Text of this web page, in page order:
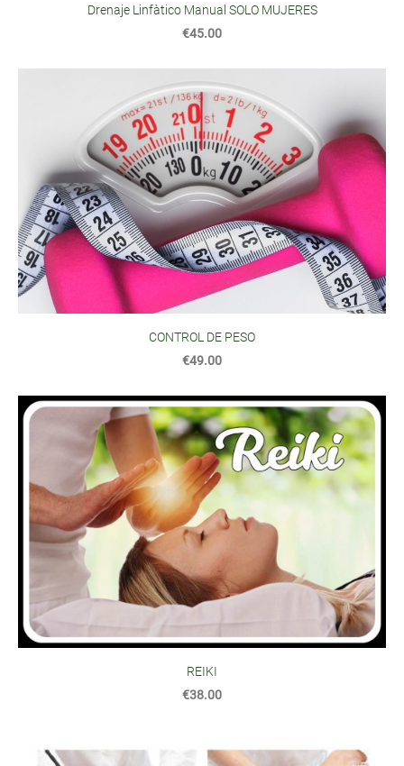
Drenaje Linfàtico Manual SOLO MUJERES
€45.00
CONTROL DE PESO
€49.00
REIKI
€38.00